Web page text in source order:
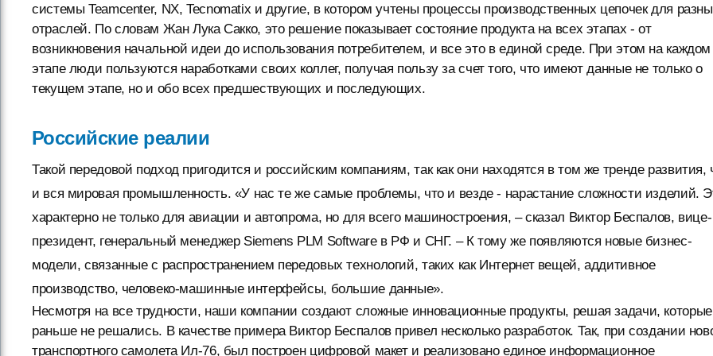
системы Teamcenter, NX, Tecnomatix и другие, в котором учтены процессы производственных цепочек для
отраслей. По словам Жан Лука Сакко, это решение показывает состояние продукта на всех этапах - от
возникновения начальной идеи до использования потребителем, и все это в единой среде. При этом на каждом
этапе люди пользуются наработками своих коллег, получая пользу за счет того, что имеют данные не только о
текущем этапе, но и обо всех предшествующих и последующих.
Российские реалии
Такой передовой подход пригодится и российским компаниям, так как они находятся в том же тренде развития,
и вся мировая промышленность. «У нас те же самые проблемы, что и везде - нарастание сложности изделий.
характерно не только для авиации и автопрома, но для всего машиностроения, – сказал Виктор Беспалов, вице-
президент, генеральный менеджер Siemens PLM Software в РФ и СНГ. – К тому же появляются новые бизнес-
модели, связанные с распространением передовых технологий, таких как Интернет вещей, аддитивное
производство, человеко-машинные интерфейсы, большие данные».
Несмотря на все трудности, наши компании создают сложные инновационные продукты, решая задачи, которые
раньше не решались. В качестве примера Виктор Беспалов привел несколько разработок. Так, при создании
транспортного самолета Ил-76, был построен цифровой макет и реализовано единое информационное